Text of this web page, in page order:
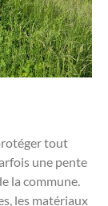
tout
une pente
la commune.
les matériaux